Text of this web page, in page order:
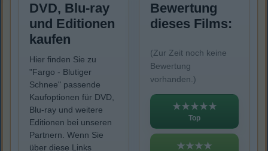
DVD, Blu-ray
und Editionen
kaufen
Hier finden Sie zu
"Fargo - Blutiger
Schnee" passende
Kaufoptionen für DVD,
Blu-ray und weitere
Editionen bei unseren
Partnern. Wenn Sie
über diese Links
Bewertung
dieses Films:
(Zur Zeit noch keine
Bewertung
vorhanden.)
★★★★★
Top
★★★★